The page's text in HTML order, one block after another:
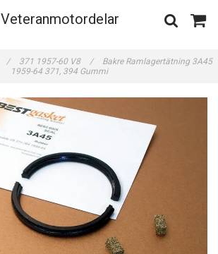
Veteranmotordelar
/ 371 1957-60 V8 /
Bakre Ramlagertätning 3A45
1959-64 371, 394 Gummi